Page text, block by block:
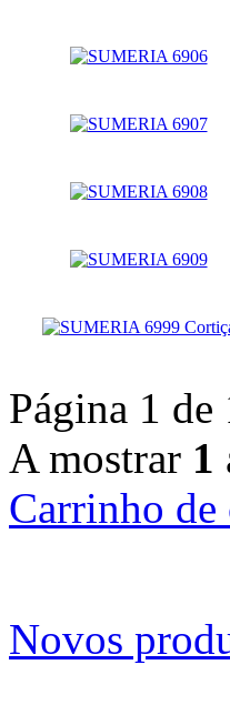
Página 1 de
A mostrar 1
Carrinho de
Novos